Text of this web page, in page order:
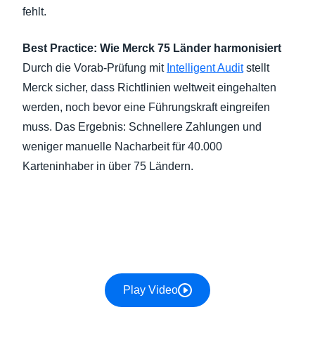
fehlt.
Best Practice: Wie Merck 75 Länder harmonisiert
Durch die Vorab-Prüfung mit Intelligent Auditstellt
Merck sicher, dass Richtlinien weltweit eingehalten
werden, noch bevor eine Führungskraft eingreifen
muss. Das Ergebnis: Schnellere Zahlungen und
weniger manuelle Nacharbeit für 40.000
Karteninhaber in über 75 Ländern.
Play Video